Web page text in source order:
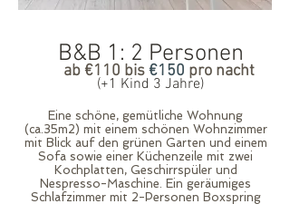
B&B 1: 2 Personen
(+1 Kind 3 Jahre)
ab €110 bis€150 pro nacht
Eine schöne, gemütliche Wohnung
(ca.35m2) mit einem schönen Wohnzimmer
mit Blick auf den grünen Garten und einem
Sofa sowie einer Küchenzeile mit zwei
Kochplatten, Geschirrspüler und
Nespresso-Maschine. Ein geräumiges
Schlafzimmer mit 2-Personen Boxspring